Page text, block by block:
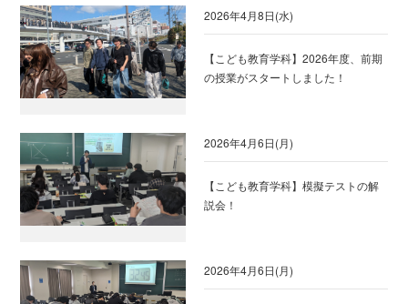
2026年4月8日(水)
【こども教育学科】2026年度、前期
の授業がスタートしました！
2026年4月6日(月)
【こども教育学科】模擬テストの解
説会！
2026年4月6日(月)